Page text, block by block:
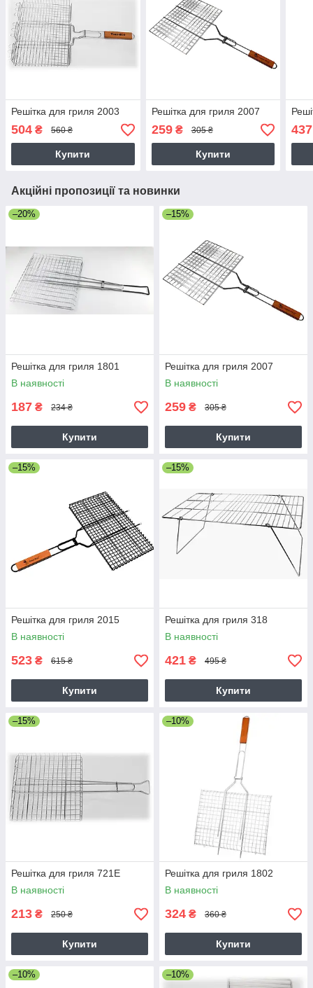
Решітка для гриля 2003
504 ₴ 560 ₴
Купити
Решітка для гриля 2007
259₴ 305 ₴
Купити
437
Акційні пропозиції та новинки
–20%
Решітка для гриля 1801
В наявності
187 ₴ 234 ₴
Купити
–15%
Решітка для гриля 2007
В наявності
259 ₴ 305 ₴
Купити
–15%
Решітка для гриля 2015
В наявності
523 ₴ 615 ₴
Купити
–15%
Решітка для гриля 318
В наявності
421 ₴ 495 ₴
Купити
–15%
Решітка для гриля 721Е
В наявності
213 ₴ 250 ₴
Купити
–10%
Решітка для гриля 1802
В наявності
324 ₴ 360 ₴
Купити
–10% –10%